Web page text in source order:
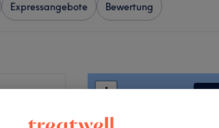
Expressangebote Bewertung
+
−